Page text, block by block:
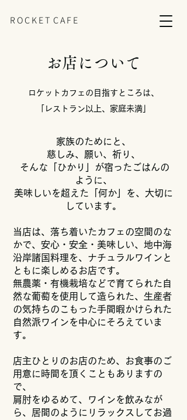
R O C K E T C A F E
お店について
ロケットカフェの目指すところは、
「レストラン以上、家庭未満」
家族のためにと、
慈しみ、願い、祈り、
そんな「ひかり」が宿ったごはんの
ように、
美味しいを超えた「何か」を、大切に
しています。
当店は、落ち着いたカフェの空間のな
かで、安心・安全・美味しい、地中海
沿岸諸国料理を、ナチュラルワインと
ともに楽しめるお店です。
無農薬・有機栽培などで育てられた自
然な葡萄を使用して造られた、生産者
の気持ちのこもった手間暇かけられた
自然派ワインを中心にそろえていま
す。
店主ひとりのお店のため、お食事のご
用意に時間を頂くこともありますの
で、
肩肘をゆるめて、ワインを飲みなが
ら、居間のようにリラックスしてお過